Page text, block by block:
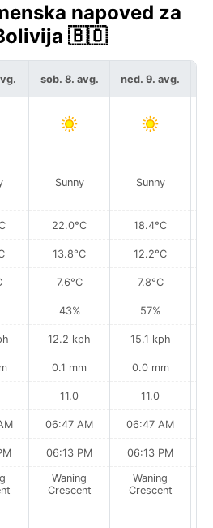
napoved za
🇧🇴
sob. 8. avg.
Sunny
22.0°C
13.8°C
7.6°C
43%
12.2 kph
0.1 mm
11.0
06:47 AM
06:13 PM
Waning
Crescent
ned. 9. avg.
Sunny
18.4°C
12.2°C
7.8°C
57%
15.1 kph
0.0 mm
11.0
06:47 AM
06:13 PM
Waning
Crescent